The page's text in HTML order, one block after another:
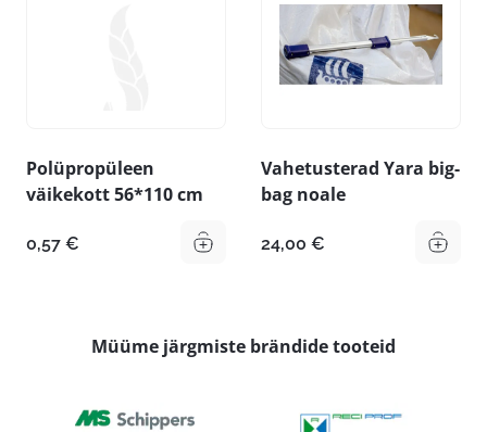
Polüpropüleen
väikekott 56*110 cm
0,57 €
Vahetusterad Yara big-
bag noale
24,00 €
Müüme järgmiste brändide tooteid